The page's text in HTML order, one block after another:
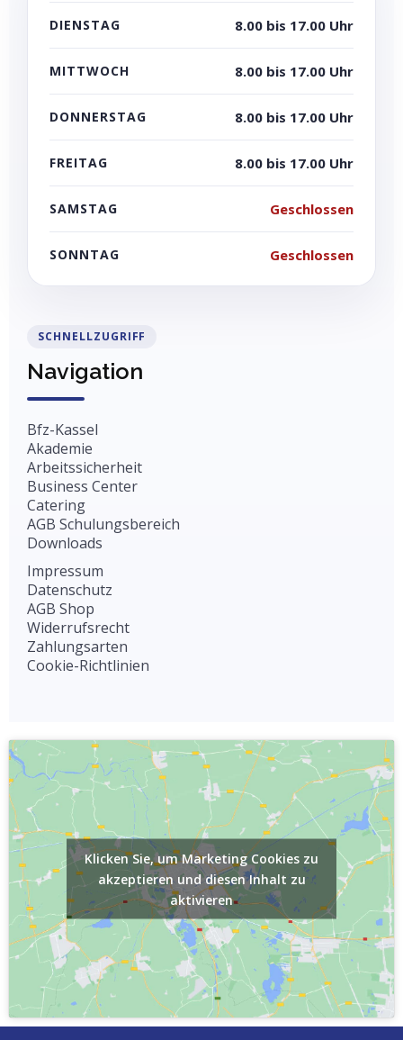
DIENSTAG 8.00 bis 17.00 Uhr
MITTWOCH 8.00 bis 17.00 Uhr
DONNERSTAG 8.00 bis 17.00 Uhr
FREITAG 8.00 bis 17.00 Uhr
SAMSTAG Geschlossen
SONNTAG Geschlossen
SCHNELLZUGRIFF
Navigation
Bfz-Kassel
Akademie
Arbeitssicherheit
Business Center
Catering
AGB Schulungsbereich
Downloads
Impressum
Datenschutz
AGB Shop
Widerrufsrecht
Zahlungsarten
Cookie-Richtlinien
Klicken Sie, um Marketing Cookies zu
akzeptieren und diesen Inhalt zu
aktivieren